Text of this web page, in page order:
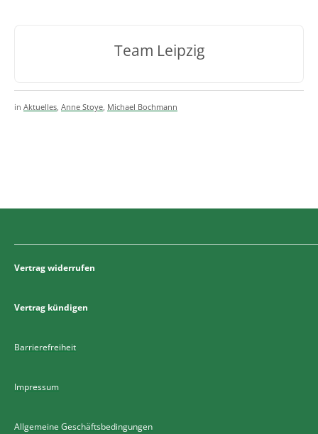
Team Leipzig
in Aktuelles, Anne Stoye, Michael Bochmann
Vertrag widerrufen
Vertrag kündigen
Barrierefreiheit
Impressum
Allgemeine Geschäftsbedingungen